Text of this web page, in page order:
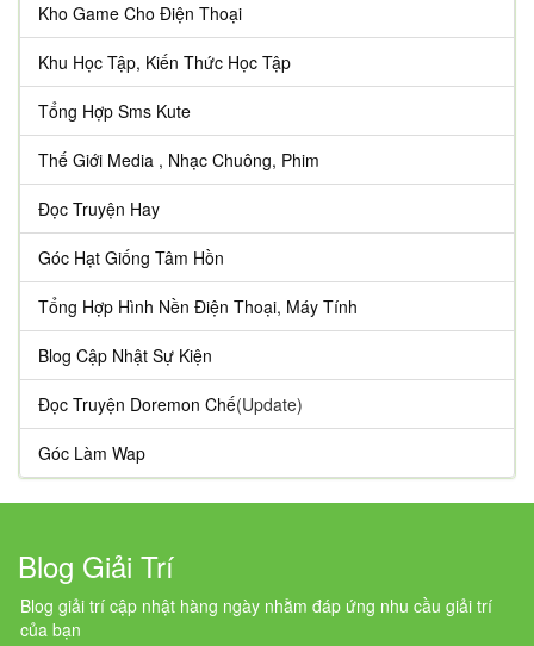
Kho Game Cho Điện Thoại
Khu Học Tập, Kiến Thức Học Tập
Tổng Hợp Sms Kute
Thế Giới Media , Nhạc Chuông, Phim
Đọc Truyện Hay
Góc Hạt Giống Tâm Hồn
Tổng Hợp Hình Nền Điện Thoại, Máy Tính
Blog Cập Nhật Sự Kiện
Đọc Truyện Doremon Chế(Update)
Góc Làm Wap
Blog Giải Trí
Blog giải trí cập nhật hàng ngày nhằm đáp ứng nhu cầu giải trí
của bạn